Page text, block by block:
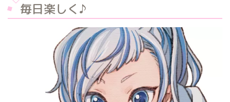
毎日楽しく♪